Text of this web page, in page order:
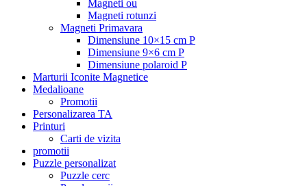
Magneti ou
Magneti rotunzi
Magneti Primavara
Dimensiune 10×15 cm P
Dimensiune 9×6 cm P
Dimensiune polaroid P
Marturii Iconite Magnetice
Medalioane
Promotii
Personalizarea TA
Printuri
Carti de vizita
promotii
Puzzle personalizat
Puzzle cerc